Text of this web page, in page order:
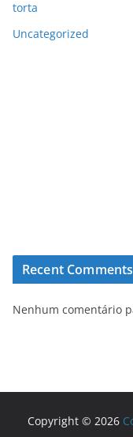
torta
Uncategorized
Recent Comments
Nenhum comentário
Copyright © 2026